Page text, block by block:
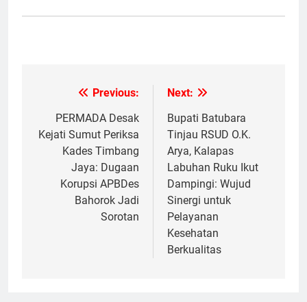
Navigasi
pos
Previous:
PERMADA Desak
Kejati Sumut Periksa
Kades Timbang
Jaya: Dugaan
Korupsi APBDes
Bahorok Jadi
Sorotan
Next:
Bupati Batubara
Tinjau RSUD O.K.
Arya, Kalapas
Labuhan Ruku Ikut
Dampingi: Wujud
Sinergi untuk
Pelayanan
Kesehatan
Berkualitas